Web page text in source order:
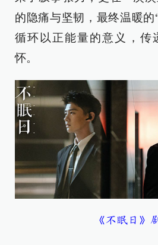
的隐痛与坚韧，最终温暖的
循环以正能量的意义，传
怀。
《不眠日》